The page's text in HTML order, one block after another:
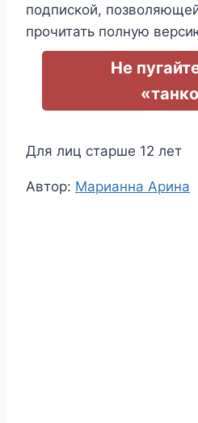
подпиской,
прочитать полную
Не
Для лиц старше 12 лет
Метки
Автор: Марианна Арина